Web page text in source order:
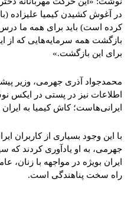
در آغوش کشیدن کیمیا علیزاده
کرده است) باید برای همه ما
بازگشت همه سرمایه‌هایی که از
برای این بازگشت.»
محمدجواد آذری جهرمی، وزیر
اطلاعات نیز در پستی در ایکس
ایرانی‌هاست؛ کاش کیمیا به ایران
با این وجود بسیاری از کاربران
جهرمی، به او یادآوری کردند
ایران بویژه در مواجهه با
راه سخت پناهندگی است.